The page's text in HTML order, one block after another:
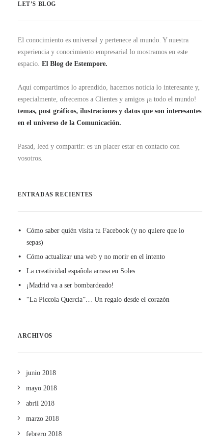
LET’S BLOG
El conocimiento es universal y pertenece al mundo. Y nuestra
experiencia y conocimiento empresarial lo mostramos en este
espacio. El Blog de Estempore.
Aquí compartimos lo aprendido, hacemos noticia lo interesante y,
especialmente, ofrecemos a Clientes y amigos ¡a todo el mundo!
temas, post gráficos, ilustraciones y datos que son interesantes
en el universo de la Comunicación.
Pasad, leed y compartir: es un placer estar en contacto con
vosotros.
ENTRADAS RECIENTES
Cómo saber quién visita tu Facebook (y no quiere que lo
sepas)
Cómo actualizar una web y no morir en el intento
La creatividad española arrasa en Soles
¡Madrid va a ser bombardeado!
“La Piccola Quercia”… Un regalo desde el corazón
ARCHIVOS
junio 2018
mayo 2018
abril 2018
marzo 2018
febrero 2018